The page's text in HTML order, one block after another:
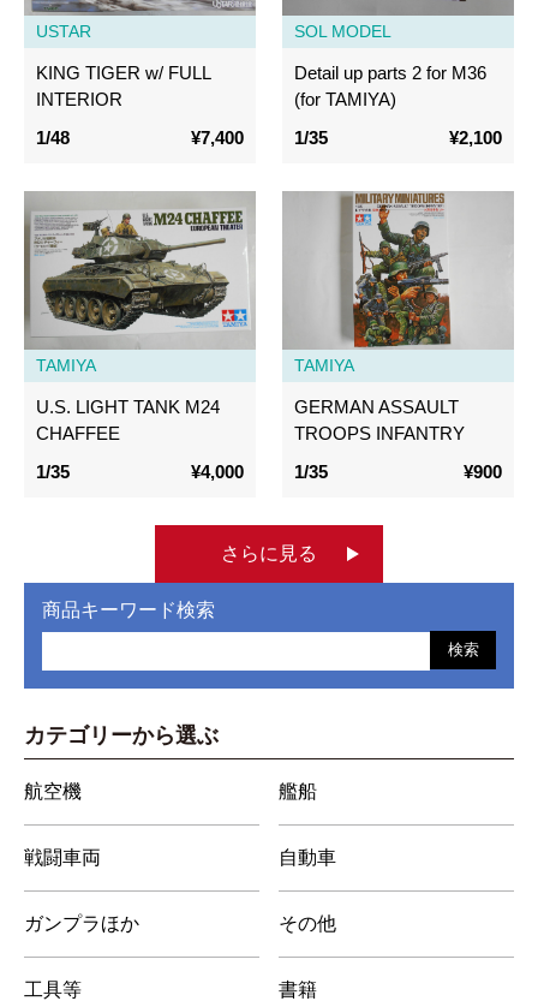
USTAR
KING TIGER w/ FULL
INTERIOR
1/48
¥7,400
SOL MODEL
Detail up parts 2 for M36
(for TAMIYA)
1/35
¥2,100
TAMIYA
U.S. LIGHT TANK M24
CHAFFEE
1/35
¥4,000
TAMIYA
GERMAN ASSAULT
TROOPS INFANTRY
1/35
¥900
さらに見る
商品キーワード検索
検索
カテゴリーから選ぶ
航空機 艦船
戦闘車両 自動車
ガンプラほか その他
工具等 書籍